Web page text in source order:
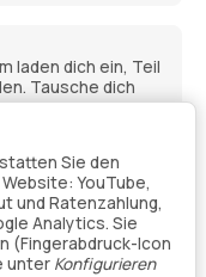
Sie den
YouTube,
und Ratenzahlung,
Analytics. Sie
(Fingerabdruck-Icon
unter Konfigurieren